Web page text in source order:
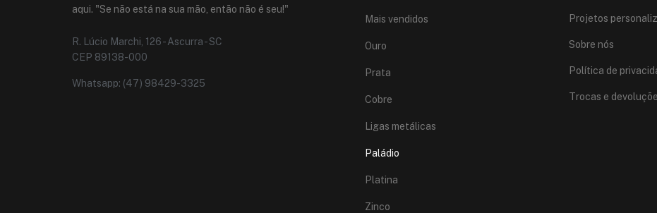
aqui. "Se não está na sua mão, então não é seu!"
R. Lúcio Marchi, 126 - Ascurra - SC
CEP 89138-000
Whatsapp: (47) 98429-3325
Mais vendidos
Ouro
Prata
Cobre
Ligas metálicas
Paládio
Platina
Zinco
Projetos
Sobre nós
Política de
Trocas e